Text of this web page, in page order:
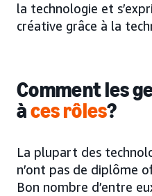
la technologie et
créative grâce à la
Comment les
àces rôles?
La plupart des
n’ont pas de diplôme
Bon nombre d’entre